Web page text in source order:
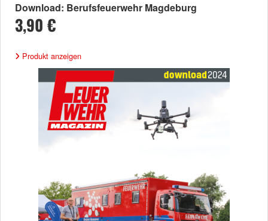
Download: Berufsfeuerwehr Magdeburg
3,90 €
Produkt anzeigen